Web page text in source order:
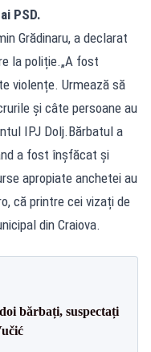
PSD.
Grădinaru, a declarat
la poliție.„A fost
violențe. Urmează să
și câte persoane au
IPJ Dolj.Bărbatul a
a fost înșfăcat și
apropiate anchetei au
că printre cei vizați de
din Craiova.
bărbați, suspectați